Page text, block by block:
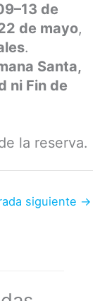
de
de mayo,
.
Santa,
ni Fin de
la reserva.
siguiente →